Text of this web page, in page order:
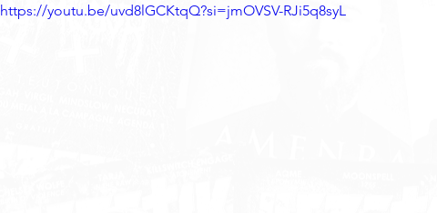
https://youtu.be/uvd8lGCKtqQ?si=jmOVSV-RJi5q8syL